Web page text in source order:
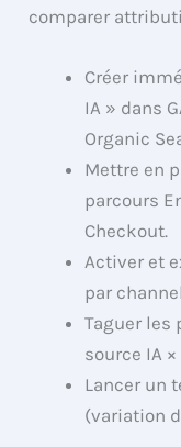
comparer
Créer
IA » dans
Organic
Mettre en
parcours
Checkout.
Activer et
par
Taguer les
source IA
Lancer un
(variation